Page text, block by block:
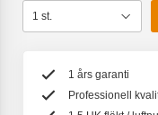
1 års garanti
Professionell